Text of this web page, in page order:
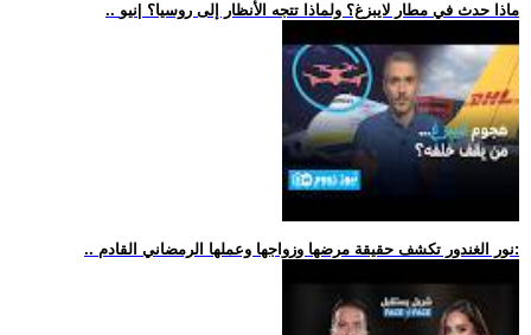
.. ماذا حدث في مطار لايبزغ؟ ولماذا تتجه الأنظار إلى روسيا؟ |نيو
.. نور الغندور تكشف حقيقة مرضها وزواجها وعملها الرمضاني القادم: